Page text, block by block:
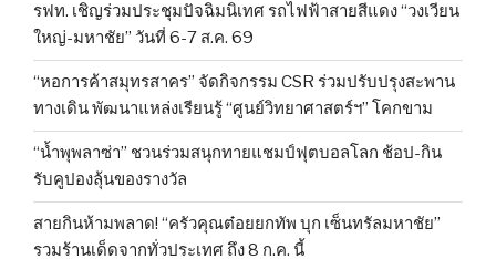
รฟท. เชิญร่วมประชุมปัจฉิมนิเทศ รถไฟฟ้าสายสีแดง “วงเวียน
ใหญ่-มหาชัย” วันที่ 6-7 ส.ค. 69
“หอการค้าสมุทรสาคร” จัดกิจกรรม CSR ร่วมปรับปรุงสะพาน
ทางเดิน พัฒนาแหล่งเรียนรู้ “ศูนย์วิทยาศาสตร์ฯ” โคกขาม
“น้ำพุพลาซ่า” ชวนร่วมสนุกทายแชมป์ฟุตบอลโลก ช้อป-กิน
รับคูปองลุ้นของรางวัล
สายกินห้ามพลาด! “ครัวคุณต๋อยยกทัพ บุก เซ็นทรัลมหาชัย”
รวมร้านเด็ดจากทั่วประเทศ ถึง 8 ก.ค. นี้